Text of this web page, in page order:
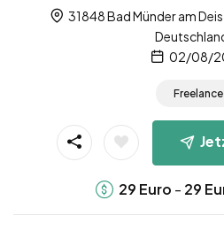
31848 Bad Münder am
02/08/
Freelance
29 Euro - 29